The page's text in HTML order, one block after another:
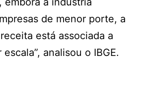
de menor porte, a
está associada a
analisou o IBGE.